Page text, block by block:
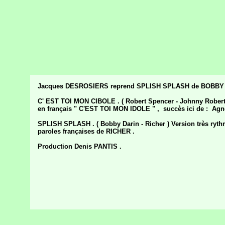
Jacques DESROSIERS reprend SPLISH SPLASH de
C' EST TOI MON CIBOLE . ( Robert Spencer - Johnny
en français " C'EST TOI MON IDOLE " , succès ici de :
SPLISH SPLASH . ( Bobby Darin - Richer ) Version très
paroles françaises de RICHER .
Production Denis PANTIS .